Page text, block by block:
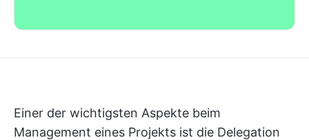
Einer der wichtigsten Aspekte beim
Management eines Projekts ist die Delegation